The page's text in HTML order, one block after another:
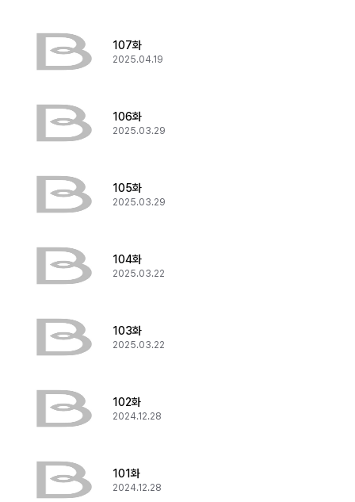
107화
2025.04.19
106화
2025.03.29
105화
2025.03.29
104화
2025.03.22
103화
2025.03.22
102화
2024.12.28
101화
2024.12.28